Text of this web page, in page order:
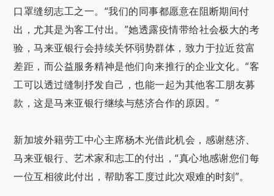
口罩缝纫志工之一。“我们的同事都愿意在阻断期间付
出，尤其是为客工付出。”她透露疫情带给社会极大的考
验，马来亚银行会持续关怀弱势群体，致力于拉近贫富
差距，而公益服务精神是他们向来推行的企业文化。“客
工可以透过缝制抒发自己，也能一起为其他客工朋友募
款，这是马来亚银行继续与慈济合作的原因。”
新加坡外籍劳工中心主席杨木光借此机会，感谢慈济、
马来亚银行、艺术家和志工的付出，“真心地感谢您们每
一位互相彼此付出，帮助客工度过此次艰难的时刻”。